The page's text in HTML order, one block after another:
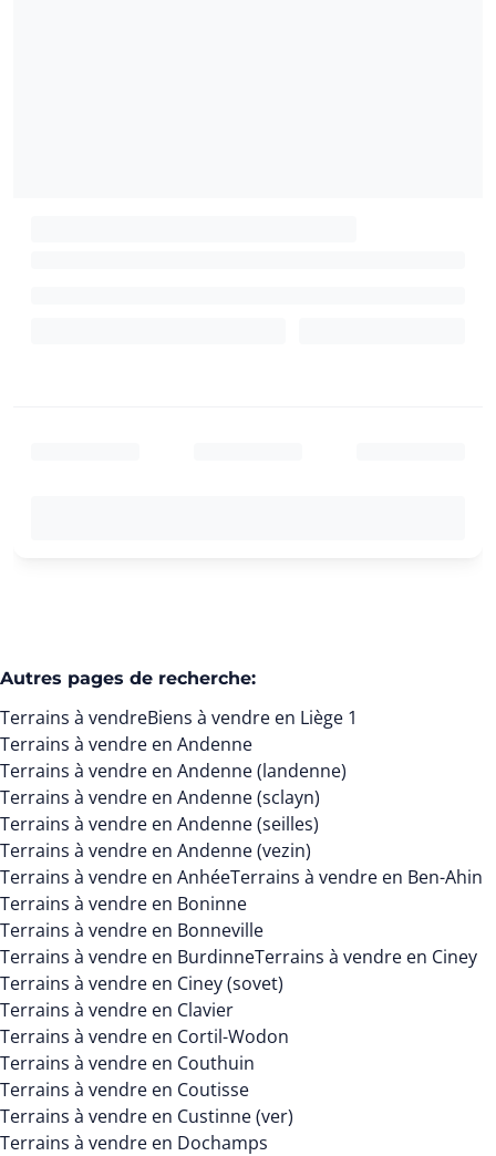
Autres pages de recherche:
Terrains à vendreBiens à vendre en Liège 1
Terrains à vendre en Andenne
Terrains à vendre en Andenne (landenne)
Terrains à vendre en Andenne (sclayn)
Terrains à vendre en Andenne (seilles)
Terrains à vendre en Andenne (vezin)
Terrains à vendre en AnhéeTerrains à vendre en Ben-Ahin
Terrains à vendre en Boninne
Terrains à vendre en Bonneville
Terrains à vendre en BurdinneTerrains à vendre en Ciney
Terrains à vendre en Ciney (sovet)
Terrains à vendre en Clavier
Terrains à vendre en Cortil-Wodon
Terrains à vendre en Couthuin
Terrains à vendre en Coutisse
Terrains à vendre en Custinne (ver)
Terrains à vendre en Dochamps